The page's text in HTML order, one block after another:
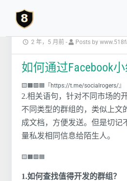
2 年，5 月前 - Posts by
如何通过Facebook
🟨🟧🟩🟦『https://t.me/socialrogers/』
2.相关语句，针对不同市场的
不同类型的群组的，类似上文
成文档，方便发送。但是切记
量私发相同信息给陌生人。
🟨🟧🟩🟦
1.如何查找值得开发的群组？